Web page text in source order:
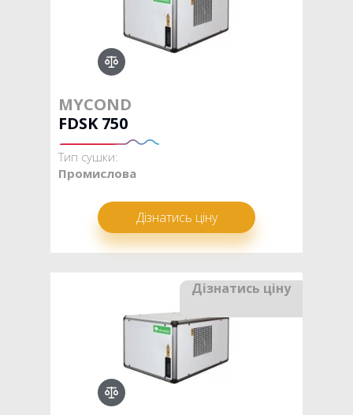
MYCOND
FDSK 750
Тип сушки:
Промислова
Дізнатись ціну
Дізнатись ціну